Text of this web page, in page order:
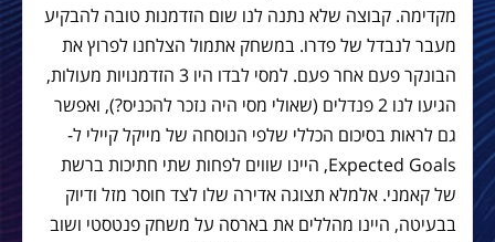
מקדימה. קבוצה שלא נתנה לנו שום הזדמנות טובה להבקיע
מעבר לנבדל של פדרו. במשחק אתמול הצלחנו לפרוץ את
הבונקר פעם אחר פעם. למסי לבדו היו 3 הזדמנויות מעולות,
הגיעו לנו 2 פנדלים (שאולי מסי היה נזכר להכניס?), ואפשר
גם לראות בסיכום הכללי שלפי הנוסחה של מייקל קיילי ל-
Expected Goals, היינו שווים לפחות שתי חתיכות ברשת
של קאמני. אלמלא תצוגה אדירה שלו לצד חוסר מזל ודיוק
בבעיטה, היינו מהללים את בארסה על משחק פנטסטי ושוב